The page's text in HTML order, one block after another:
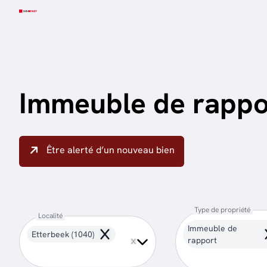
Immeuble de
Être alerté d’un nouveau bien
Localité
Etterbeek (1040) Remove
Type de propriété
Immeuble de
rapport